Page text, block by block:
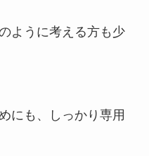
ように考える方も少
にも、しっかり専用